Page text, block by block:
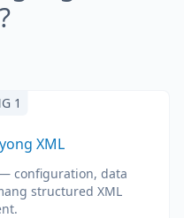
1
XML
configuration, data
structured XML